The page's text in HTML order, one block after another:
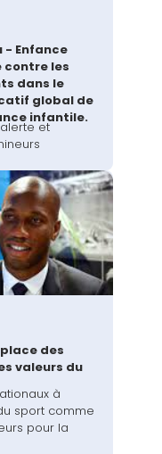
- Enfance
les
dans le
global de
infantile.
et
des
valeurs du
à
sport comme
pour la